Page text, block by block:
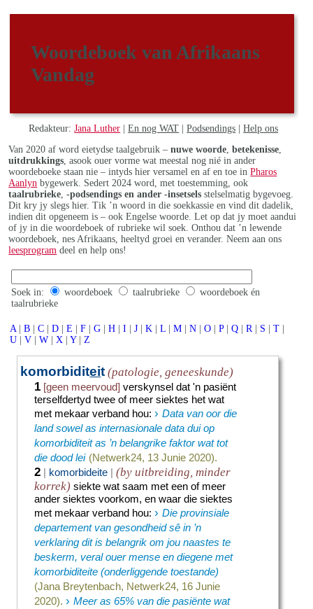
Woordeboek van Afrikaans
Vandag
Redakteur:Jana Luther |En nog WAT |Podsendings |Help ons
Van 2020 af word eietydse taalgebruik –nuwe woorde ,betekenisse
uitdrukkings , asook ouer vorme wat meestal nog nié in ander
woordeboeke staan nie – intyds hier versamel en af en toe inPharos
Aanlyn bygewerk. Sedert 2024 word, met toestemming, ook
taalrubrieke ,-podsendings en ander -insetsels stelselmatig bygevoeg.
Dit kry jy slegs hier. Tik ’n woord in die soekkassie en vind dit dadelik,
indien dit opgeneem is – ook Engelse woorde. Let op dat jy moet aandui
of jy in die woordeboek of rubrieke wil soek. Onthou dat ’n lewende
woordeboek, nes Afrikaans, heeltyd groei en verander. Neem aan ons
leesprogram deel en help ons!
Soek in: woordeboek taalrubrieke
woordeboek én
taalrubrieke
A | B | C | D | E | F | G | H | I | J | K | L | M | N | O | P | Q | R | S | T |
U | V | W | X | Y | Z
komorbiditeit (patologie, geneeskunde)
1 [geen meervoud] verskynsel dat 'n pasiënt
terselfdertyd twee of meer siektes het wat
met mekaar verband hou:› Data van oor die
land sowel as internasionale data dui op
komorbiditeit as ’n belangrike faktor wat tot
die dood lei (Netwerk24, 13 Junie 2020).
2 | komorbideite | (by uitbreiding, minder
korrek)siekte wat saam met een of meer
ander siektes voorkom, en waar die siektes
met mekaar verband hou:› Die provinsiale
departement van gesondheid sê in ’n
verklaring dit is belangrik om jou naastes te
beskerm, veral ouer mense en diegene met
komorbiditeite (onderliggende toestande)
(Jana Breytenbach, Netwerk24, 16 Junie
2020). › Meer as 65% van die pasiënte wat